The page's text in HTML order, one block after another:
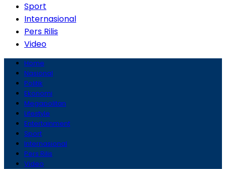
Sport
Internasional
Pers Rilis
Video
Home
Nasional
Politik
Ekonomi
Megapolitan
Lifestyle
Entertainment
Sport
Internasional
Pers Rilis
Video